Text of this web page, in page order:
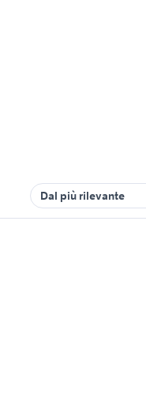
Dal più rilevante